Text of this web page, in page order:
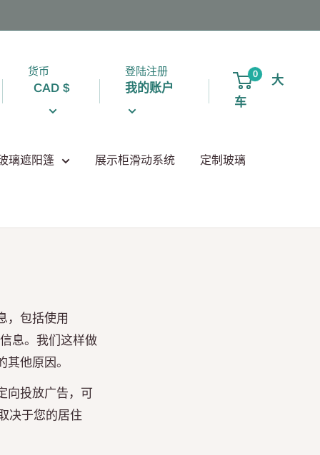
货币
CAD $
登陆注册
我的账户
0
大
车
璃遮阳篷 展示柜滑动系统 定制玻璃
，包括使用
息。我们这样做
他原因。
向投放广告，可
决于您的居住